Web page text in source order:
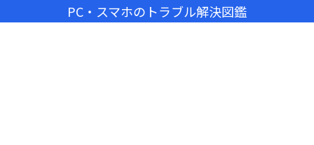
PC・スマホのトラブル解決図鑑